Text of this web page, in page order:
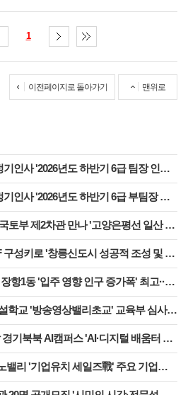
1
이전페이지로 돌아가기 맨위로
사 '2026년도 하반기 6급 팀장 인사발령 사항'
'2026년도 하반기 6급 부팀장 이하 인사발령 사항'
제2차관 만나 '고양은평선 일산 연장 반영' 등 요청
로 '창릉신도시 성공적 조성 및 자족기능 강화 협력'
'입주 영향 인구 증가폭' 최고··풍산동도 증가세 지속
방송영상밸리초교' 교육부 심사 통과··2030년 개교
AI캠퍼스 'AI·디지털 배움터 체험존' 12월까지 운영
유치 세일즈戰' 주요 기업에 고양시장 명의 투자 제안